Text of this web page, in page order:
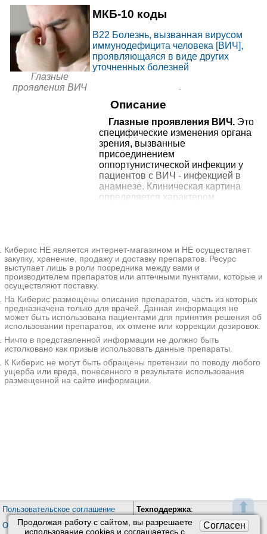
⬆
Согласен
Продолжая работу с сайтом, вы разрешаете
использование сookies и соглашаетесь с
МЦ Карелия на
Кондратьевском проспекте
Санкт-Петербург,
Кондратьевский пр-т, д. 64, корп.
+7(921 ..показать
12880₽
Запись
КДЦ 78 на Менделеевской
Глазные
проявления ВИЧ
МКБ-10 коды
B22 Болезнь, вызванная вирусом
иммунодефицита человека [ВИЧ],
проявляющаяся в виде других
уточненных болезней
Описание
Глазные проявления ВИЧ. Это
специфические изменения органа
зрения, вызванные
присоединением
оппортунистической инфекции у
пациентов с ВИЧ - инфекцией в
анамнезе. Клиническая картина
определяется характером
цветовосприятия, фотофобия,
повышенное слезотечение.
Постановка диагноза базируется на
применении ПЦР, ИФА,
диагностики (визометрия,
офтальмоскопия, периметрия,
тонометрия, биомикроскопия, УЗИ,
КТ головы). Для лечения
используется антиретровирусная и
симптоматическая терапия.
Дополнительные
людей, инфицированных вирусом
иммунодефицита, составляет 30-
40%. В 5% случаев наблюдается
необратимое поражение
Киберис НЕ является интернет-магазином и НЕ осуществляет
закупку, хранение, продажу и доставку препаратов. Ресурс
выступает лишь в роли посредника между вами и
производителем препаратов или аптечными пунктами, которые и
осуществляют поставку.
На Киберис размещены описания препаратов, часть из которых
предназначена только для врачей. Данная информация не
может быть использована пациентами для принятия решения об
использовании препаратов, их отмене или коррекции дозировок.
Ничто в представленной информации не должно быть
истолковано как призыв использовать данные препараты.
К Киберис не могут быть обращены претензии по поводу любого
ущерба или вреда, понесенного в результате использования
размещенной на сайте информации.
Пользовательское соглашение
Обработка персональных данных
Техподдержка:
Обратная связь